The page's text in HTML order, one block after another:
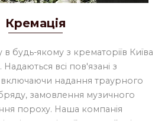
Кремація
будь-якому з крематоріїв Київа
всі пов'язані з
надання траурного
замовлення музичного
пороху. Наша компанія